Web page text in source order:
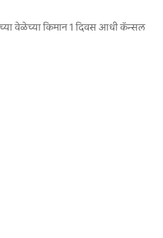
वेळेच्या किमान 1 दिवस आधी कॅन्सल